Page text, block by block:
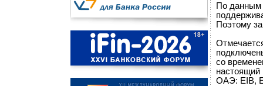
По данным
Поэтому
со
ОАЭ: EIB,